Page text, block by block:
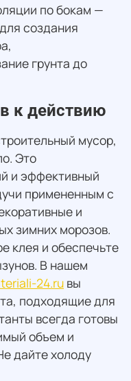
по бокам —
создания
грунта до
к действию
мусор,
Это
и эффективный
примененным с
и
зимних морозов.
клея и обеспечьте
В нашем
24.ru вы
подходящие для
всегда готовы
объем и
дайте холоду